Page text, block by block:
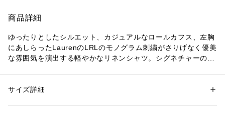
商品詳細
ゆったりとしたシルエット、カジュアルなロールカフス、左胸
にあしらったLaurenのLRLのモノグラム刺繍がさりげなく優美
な雰囲気を演出する軽やかなリネンシャツ。シグネチャーの刻
・リラックスフィット / 腰下丈。
性別：レディース
素材：-
サイズ詳細